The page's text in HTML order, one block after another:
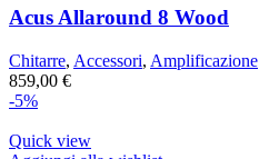
Acus Allaround 8 Wood
Chitarre, Accessori, Amplificazione
859,00 €
-5%
Quick view